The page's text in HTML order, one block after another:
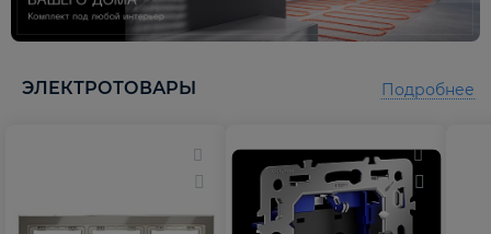
ЭЛЕКТРОТОВАРЫ Подробнее